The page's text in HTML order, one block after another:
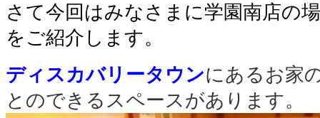
さて今回はみなさまに学園南店の
をご紹介します。
ディスカバリータウンにあるお家
とのできるスペースがあります。